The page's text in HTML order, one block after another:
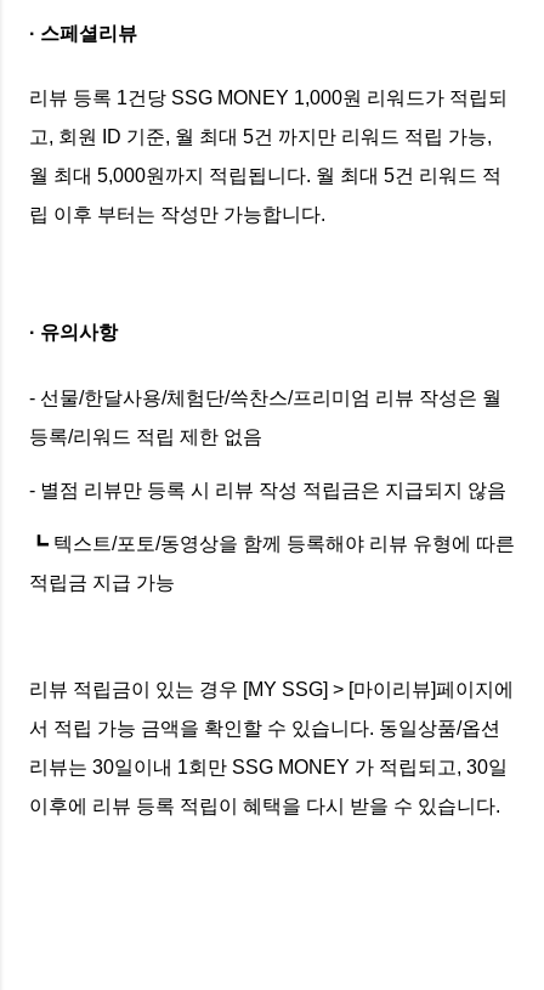
· 스페셜리뷰
리뷰 등록 1건당 SSG MONEY 1,000원 리워드가 적립되
고, 회원 ID 기준, 월 최대 5건 까지만 리워드 적립 가능,
월 최대 5,000원까지 적립됩니다. 월 최대 5건 리워드 적
립 이후 부터는 작성만 가능합니다.
· 유의사항
- 선물/한달사용/체험단/쓱찬스/프리미엄 리뷰 작성은 월
등록/리워드 적립 제한 없음
- 별점 리뷰만 등록 시 리뷰 작성 적립금은 지급되지 않음
┗ 텍스트/포토/동영상을 함께 등록해야 리뷰 유형에 따른
적립금 지급 가능
리뷰 적립금이 있는 경우 [MY SSG] > [마이리뷰]페이지에
서 적립 가능 금액을 확인할 수 있습니다. 동일상품/옵션
리뷰는 30일이내 1회만 SSG MONEY 가 적립되고, 30일
이후에 리뷰 등록 적립이 혜택을 다시 받을 수 있습니다.